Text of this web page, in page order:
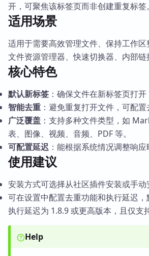
开，可聚焦该标签页而非创建重复标签。
适用场景
适用于需要高效管理文件、保持工作
文件资源管理器、快速切换器、内部链
核心特色
默认新标签 ：确保文件在新标签页打开
智能去重 ：避免重复打开文件，可配置
广泛覆盖 ：支持多种文件类型，如
表、图像、视频、音频、PDF 等。
可配置延迟 ：能根据系统情况调整响应
使用建议
安装方式可选择从社区插件安装或手动
可在设置中配置去重功能和执行延迟，
执行延迟为 1.8.9 或更高版本，且仅支
Help